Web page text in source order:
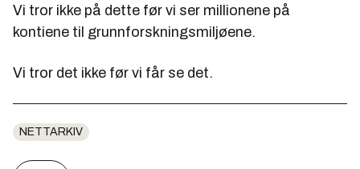
Vi tror ikke på dette før vi ser millionene på
kontiene til grunnforskningsmiljøene.
Vi tror det ikke før vi får se det.
NETTARKIV